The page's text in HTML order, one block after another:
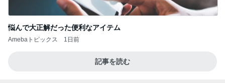
2ヶ月で有休を18日使った恐怖
Amebaトピックス 1日前
沖縄往復で分かった「余裕を買う」価値